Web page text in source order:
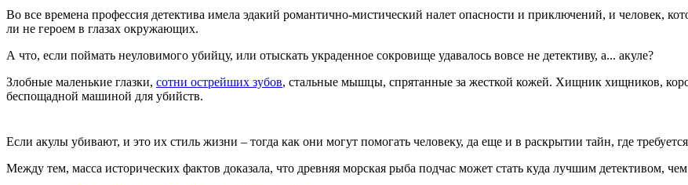
Во все времена профессия детектива имела эдакий романтично-мистический налет опасности и приключений, и человек,
ли не героем в глазах окружающих.
А что, если поймать неуловимого убийцу, или отыскать украденное сокровище удавалось вовсе не детективу, а... акуле?
Злобные маленькие глазки, сотни острейших зубов, стальные мышцы, спрятанные за жесткой кожей. Хищник хищников,
беспощадной машиной для убийств.
Если акулы убивают, и это их стиль жизни – тогда как они могут помогать человеку, да еще и в раскрытии тайн, где
Между тем, масса исторических фактов доказала, что древняя морская рыба подчас может стать куда лучшим детективом,